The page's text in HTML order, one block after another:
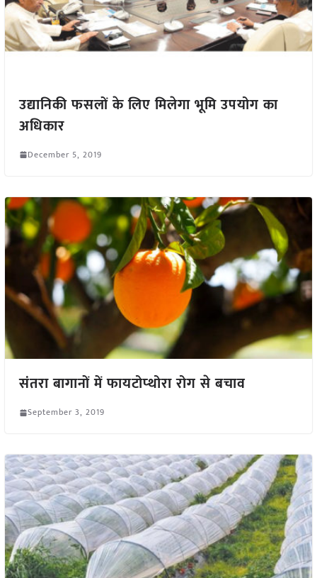
उद्यानिकी फसलों के लिए मिलेगा भूमि उपयोग का
अधिकार
December 5, 2019
संतरा बागानों में फायटोप्थोरा रोग से बचाव
September 3, 2019